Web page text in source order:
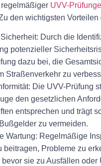
UVV-
den wichtigsten Vorteilen
Durch die
potenzieller
dazu bei, die
Straßenverkehr zu
Die UVV-Prüfung
den gesetzlichen
entsprechen und trägt
zu vermeiden.
Wartung: Regelmäßige
beitragen, Probleme zu
bevor sie zu Ausfällen oder